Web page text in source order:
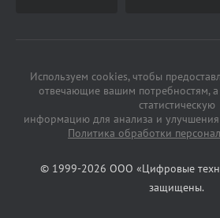
Используем cookies, чтобы
отвечающие вашим потребностям, а
статистическую
информацию для анализа и улучшения
Политика обработки
© 1999-2026 ООО «Цифровые
защищены.